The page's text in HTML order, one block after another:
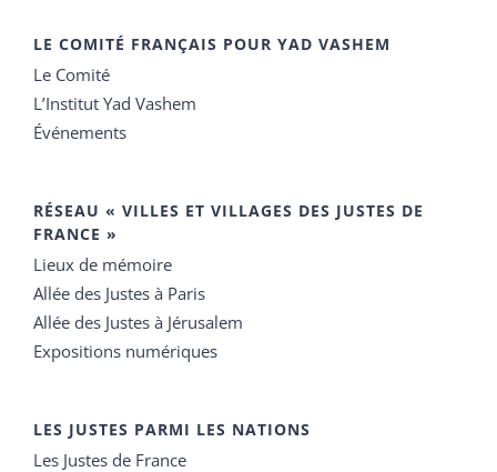
LE COMITÉ FRANÇAIS POUR YAD VASHEM
Le Comité
L’Institut Yad Vashem
Événements
RÉSEAU « VILLES ET VILLAGES DES JUSTES DE
FRANCE »
Lieux de mémoire
Allée des Justes à Paris
Allée des Justes à Jérusalem
Expositions numériques
LES JUSTES PARMI LES NATIONS
Les Justes de France